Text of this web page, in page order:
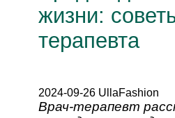
жизни:
терапевта
2024-09-26 UllaFashion
Врач-терапевт